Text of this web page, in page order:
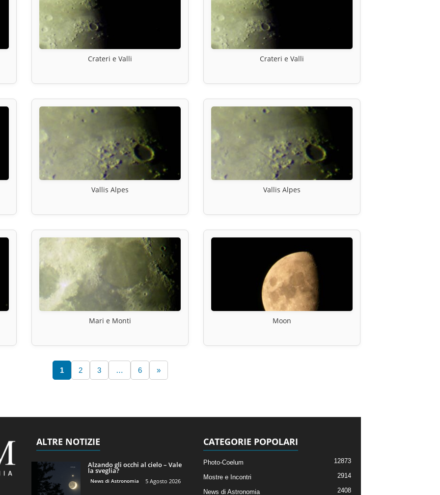
Crateri e Valli Crateri e Valli
Vallis Alpes Vallis Alpes
Mari e Monti Moon
1 2 3 … 6 »
ALTRE NOTIZIE
Alzando gli occhi al cielo – Vale
la sveglia?
News di Astronomia 5 Agosto 2026
CATEGORIE POPOLARI
Photo-Coelum 12873
Mostre e Incontri 2914
News di Astronomia 2408